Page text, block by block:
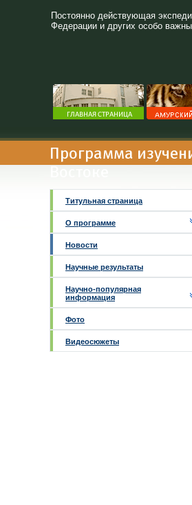
Постоянно действующая
Федерации и других особо
Программа
Титульная страница
О программе
Новости
Научные результаты
Научно-популярная
информация
Фото
Видеосюжеты